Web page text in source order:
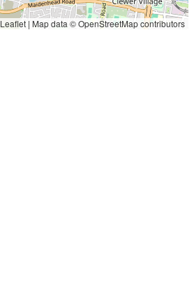
Leaflet | Map data ©OpenStreetMapcontributors